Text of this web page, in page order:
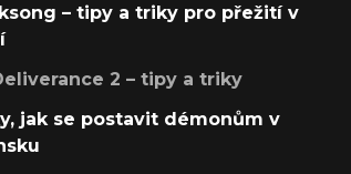
– tipy a triky pro přežití v
2 – tipy a triky
jak se postavit démonům v